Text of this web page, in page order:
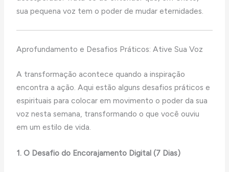
sua pequena voz tem o poder de mudar eternidades.
Aprofundamento e Desafios Práticos: Ative Sua Voz
A transformação acontece quando a inspiração
encontra a ação. Aqui estão alguns desafios práticos e
espirituais para colocar em movimento o poder da sua
voz nesta semana, transformando o que você ouviu
em um estilo de vida.
1. O Desafio do Encorajamento Digital (7 Dias)